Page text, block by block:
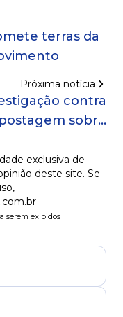
terras da
Próxima notícia
contra
sobre
exclusiva de
deste site. Se
serem exibidos